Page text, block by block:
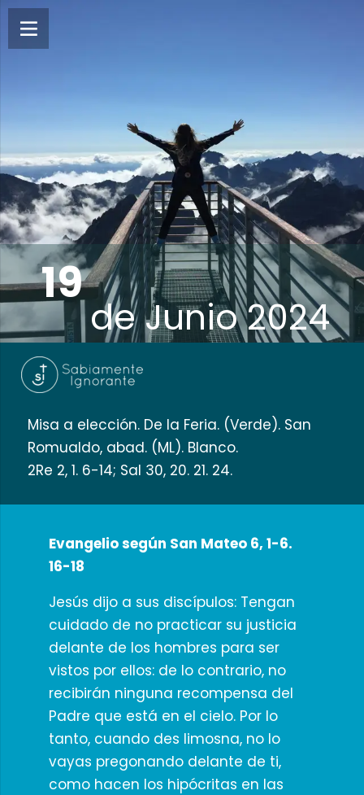
19
deJunio 2024
Misa a elección. De la Feria. (Verde). San
Romualdo, abad. (ML). Blanco.
2Re 2, 1. 6-14; Sal 30, 20. 21. 24.
Evangelio según San Mateo 6, 1-6.
16-18
Jesús dijo a sus discípulos: Tengan
cuidado de no practicar su justicia
delante de los hombres para ser
vistos por ellos: de lo contrario, no
recibirán ninguna recompensa del
Padre que está en el cielo. Por lo
tanto, cuando des limosna, no lo
vayas pregonando delante de ti,
como hacen los hipócritas en las